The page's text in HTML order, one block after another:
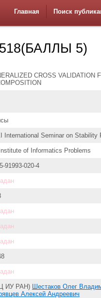
Главная Поиск
5)
CROSS VALIDATION
International Seminar on
of Informatics Problems
91993-020-4
ИУ РАН)
Шестаков Олег
Алексей Андреевич